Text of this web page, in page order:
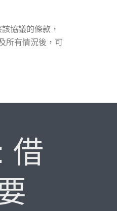
協議的條款，
所有情況後，可
借